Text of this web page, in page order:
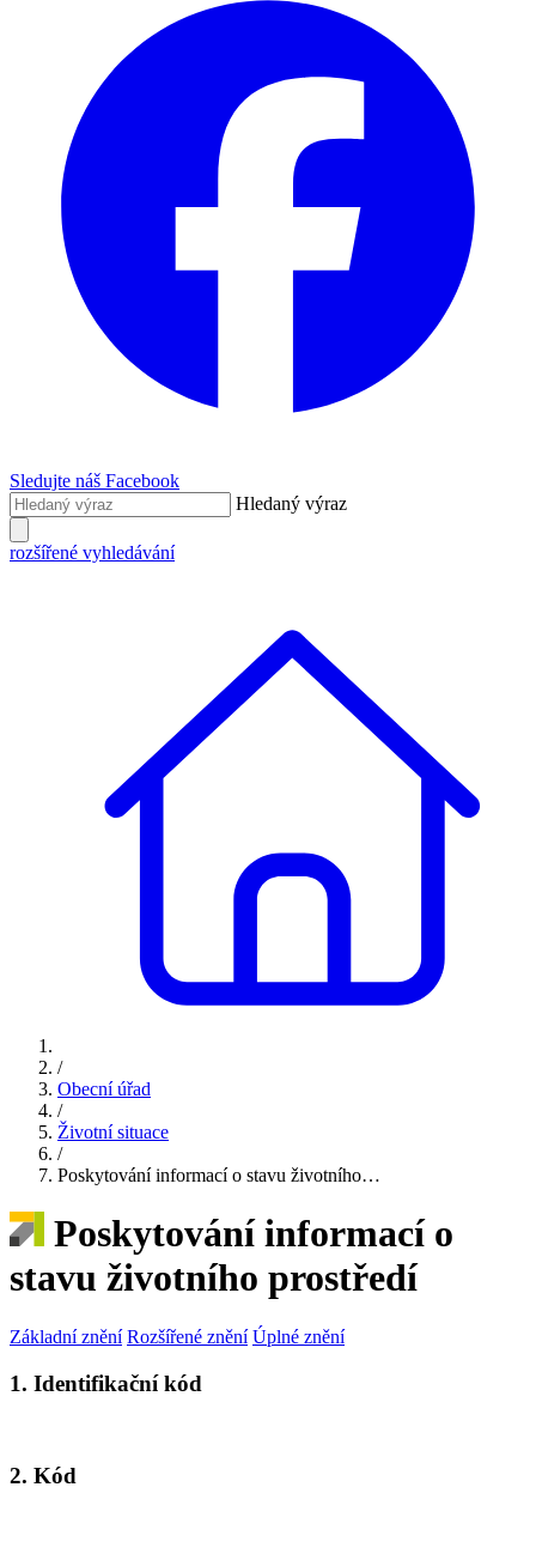
Sledujte náš Facebook
Hledaný výraz
rozšířené vyhledávání
/
Obecní úřad
/
Životní situace
/
Poskytování informací o stavu životního…
Poskytování informací o
stavu životního prostředí
Základní znění Rozšířené znění Úplné znění
1. Identifikační kód
2. Kód